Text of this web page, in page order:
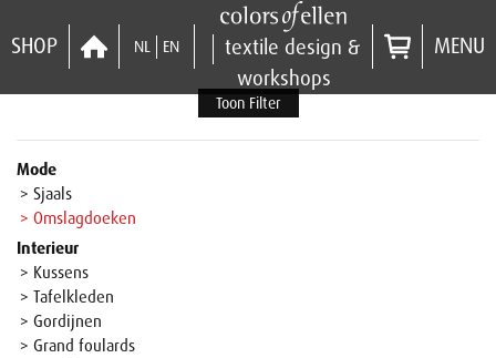
SHOP NL EN
textile design &
workshops
MENU
Toon Filter
Mode
> Sjaals
> Omslagdoeken
Interieur
> Kussens
> Tafelkleden
> Gordijnen
> Grand foulards